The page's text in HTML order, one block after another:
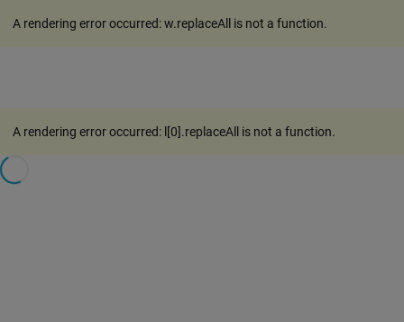
A rendering error occurred:w.replaceAll is not a function.
A rendering error occurred: l[0].replaceAll is not a function.